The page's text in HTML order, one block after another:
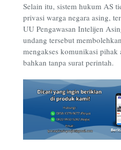
Selain itu, sistem hukum AS
privasi warga negara asing,
UU Pengawasan Intelijen
undang tersebut
mengakses komunikasi
bahkan tanpa surat perintah.